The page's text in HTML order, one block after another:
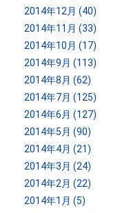
2014年12月 (40)
2014年11月 (33)
2014年10月 (17)
2014年9月 (113)
2014年8月 (62)
2014年7月 (125)
2014年6月 (127)
2014年5月 (90)
2014年4月 (21)
2014年3月 (24)
2014年2月 (22)
2014年1月 (5)